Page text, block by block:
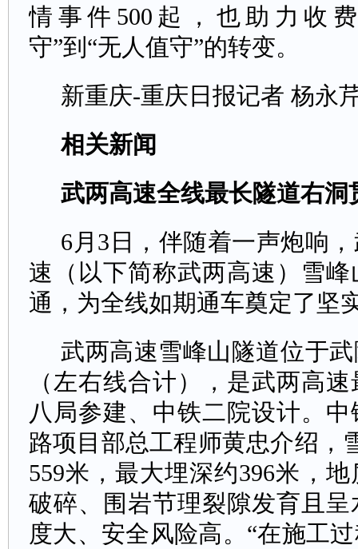
情事件500起，也助力收
守”到“无人值守”的转变。
新重庆-重庆日报记者杨永
相关新闻
武两高速全线最长隧道右洞
6月3日，伴随着一声炮响
速（以下简称武两高速）雪
通，为全线如期通车奠定了坚
武两高速雪峰山隧道位于
（左右线合计），是武两高
八局参建、中铁二院设计。
路项目部总工程师黄忠介绍，
559米，最大埋深约396米，
破碎、围岩节理裂隙发育且
度大、安全风险高。“在施工